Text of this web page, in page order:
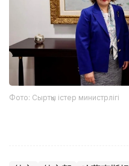
Фото: Сыртқы істер министрлігі